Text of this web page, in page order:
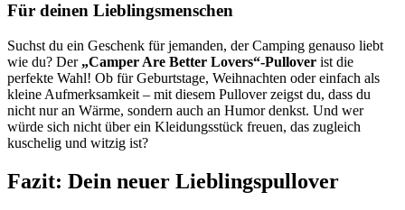
Für deinen Lieblingsmenschen
Suchst du ein Geschenk für jemanden, der Camping genauso liebt
wie du? Der „Camper Are Better Lovers“-Pullover ist die
perfekte Wahl! Ob für Geburtstage, Weihnachten oder einfach als
kleine Aufmerksamkeit – mit diesem Pullover zeigst du, dass du
nicht nur an Wärme, sondern auch an Humor denkst. Und wer
würde sich nicht über ein Kleidungsstück freuen, das zugleich
kuschelig und witzig ist?
Fazit: Dein neuer Lieblingspullover